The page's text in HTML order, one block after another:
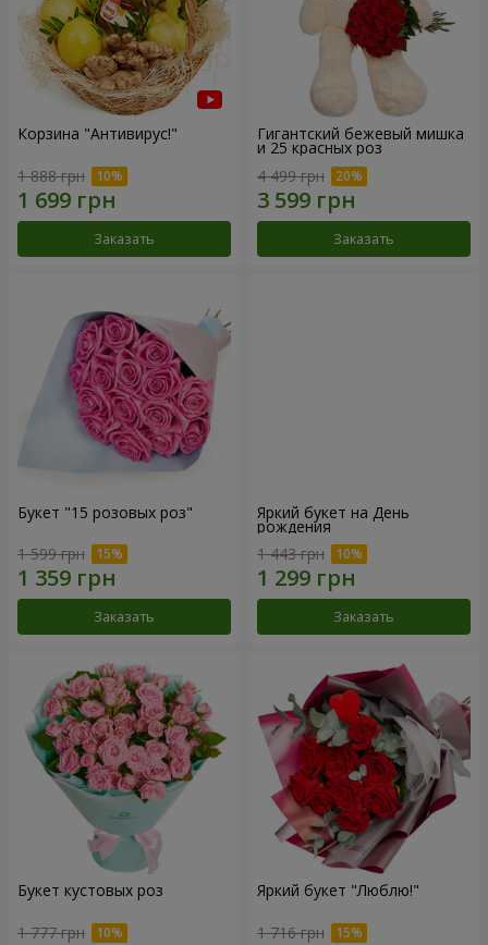
Корзина "Антивирус!"
1 888 грн
Заказать
Гигантский бежевый мишка
и 25 красных роз
4 499 грн
Заказать
Букет "15 розовых роз"
1 599 грн
Заказать
Яркий букет на День
рождения
1 443 грн
Заказать
Букет кустовых роз
1 777 грн
Яркий букет "Люблю!"
1 716 грн